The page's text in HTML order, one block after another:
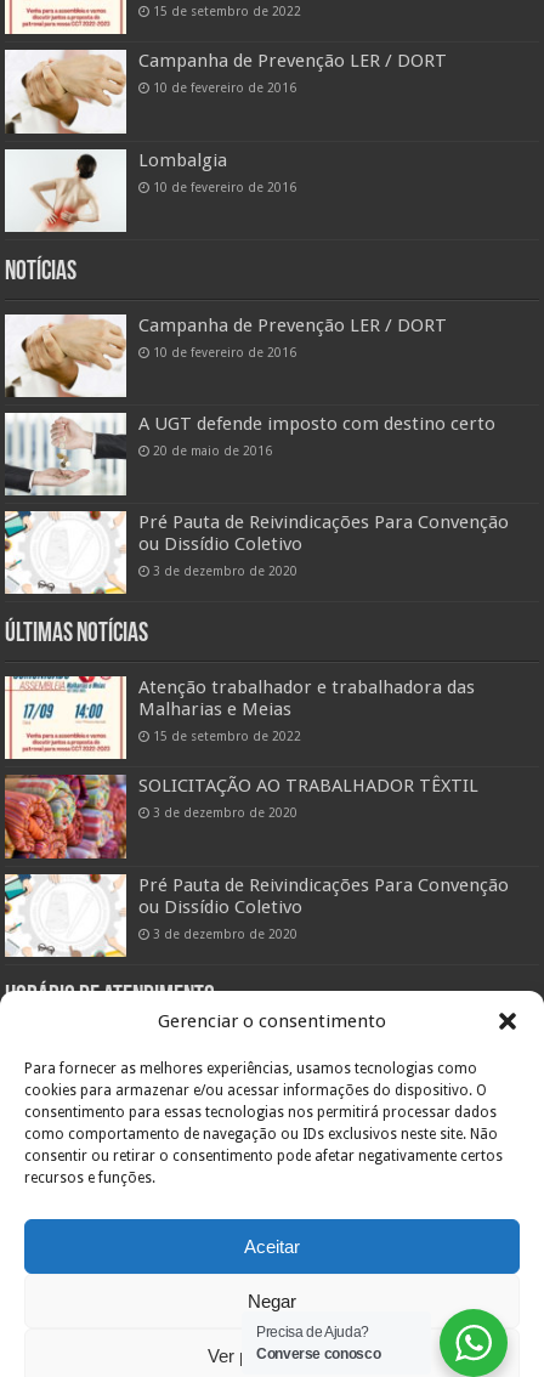
Gerenciar o consentimento
Para fornecer as melhores experiências, usamos tecnologias como
cookies para armazenar e/ou acessar informações do dispositivo. O
consentimento para essas tecnologias nos permitirá processar dados
como comportamento de navegação ou IDs exclusivos neste site. Não
consentir ou retirar o consentimento pode afetar negativamente certos
recursos e funções.
Aceitar
Negar
Ver preferências
15 de setembro de 2022
Campanha de Prevenção LER / DORT
10 de fevereiro de 2016
Lombalgia
10 de fevereiro de 2016
Notícias
Campanha de Prevenção LER / DORT
10 de fevereiro de 2016
A UGT defende imposto com destino certo
20 de maio de 2016
Pré Pauta de Reivindicações Para Convenção
ou Dissídio Coletivo
3 de dezembro de 2020
Últimas Notícias
Atenção trabalhador e trabalhadora das
Malharias e Meias
15 de setembro de 2022
SOLICITAÇÃO AO TRABALHADOR TÊXTIL
3 de dezembro de 2020
Pré Pauta de Reivindicações Para Convenção
ou Dissídio Coletivo
3 de dezembro de 2020
Horário de atendimento:
De segunda a sexta das 08:00hs às 12:00hs e das 14:00 às 18:00hs
Pelo telefone (47) 3433-0660
Setor Assistencial:
De segunda a sexta das 08:00hs às 11:30hs e das 13:00hs às 19:00hs
Pelo telefone (47) 3422-0303
Endereço:
Bairro América – 89204-060
Joinville – SC
Precisa de Ajuda?
Converse conosco